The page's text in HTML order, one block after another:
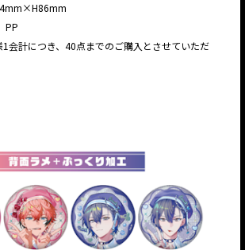
PP
会計につき、40点までのご購入とさせていただ